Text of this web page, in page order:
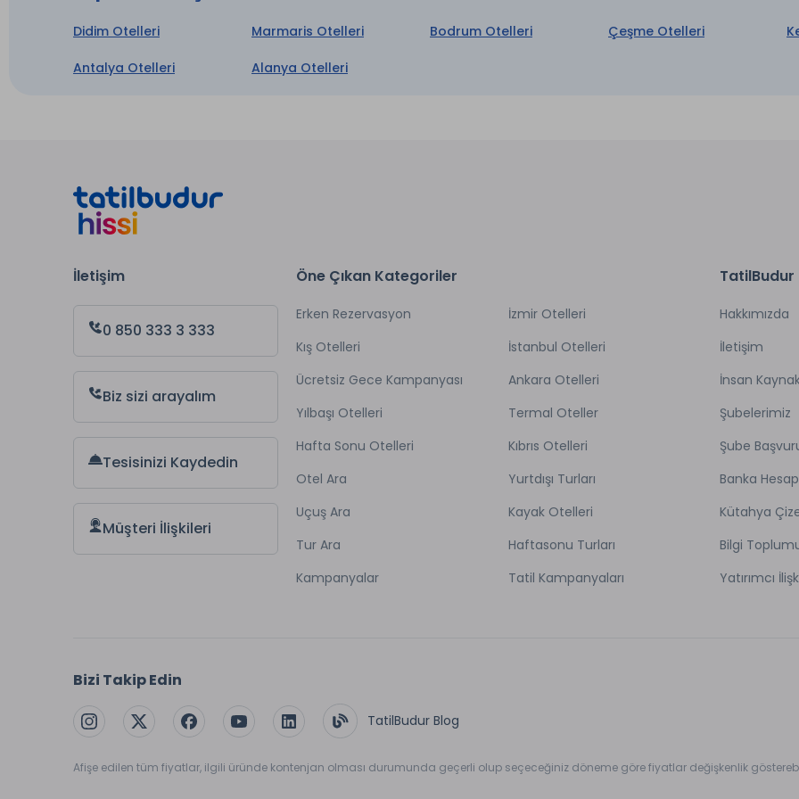
İnternet
Ütü Hizmeti *
Didim Otelleri Marmaris Otelleri Bodrum Otelleri Çeşme Otelleri
Antalya Otelleri Alanya Otelleri
İletişim
0 850 333 3 333
Biz sizi arayalım
Tesisinizi Kaydedin
Müşteri İlişkileri
Öne Çıkan Kategoriler
Erken Rezervasyon
Kış Otelleri
Ücretsiz Gece Kampanyası
Yılbaşı Otelleri
Hafta Sonu Otelleri
Otel Ara
Uçuş Ara
Tur Ara
Kampanyalar
İzmir Otelleri
İstanbul Otelleri
Ankara Otelleri
Termal Oteller
Kıbrıs Otelleri
Yurtdışı Turları
Kayak Otelleri
Haftasonu Turları
Tatil Kampanyaları
TatilBudur
Hakkımızda
İletişim
İnsan
Şubelerimiz
Şube
Banka
Kütahya
Bilgi
Yatırımcı
Bizi Takip Edin
TatilBudur Blog
Afişe edilen tüm fiyatlar, ilgili üründe kontenjan olması durumunda geçerli olup seçeceğiniz döneme göre fiyatlar değişkenlik